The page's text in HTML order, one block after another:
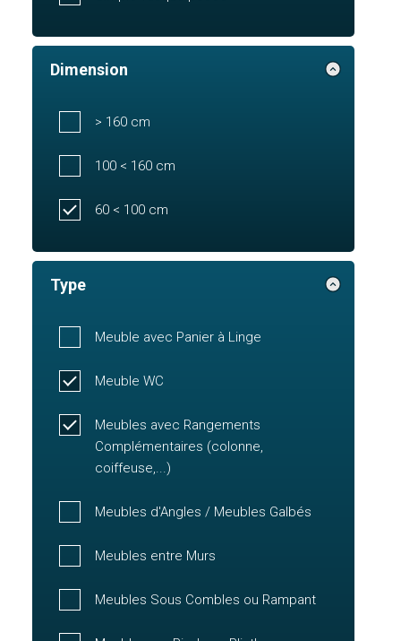
Dimension
> 160 cm
100 < 160 cm
60 < 100 cm
Type
Meuble avec Panier à Linge
Meuble WC
Meubles avec Rangements
Complémentaires (colonne,
coiffeuse,...)
Meubles d'Angles / Meubles Galbés
Meubles entre Murs
Meubles Sous Combles ou Rampant